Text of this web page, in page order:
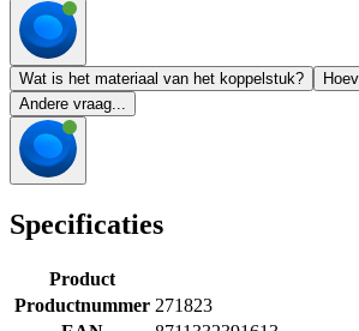
Wat is het materiaal van het koppelstuk?
Andere vraag...
Specificaties
Product
Productnummer 271823